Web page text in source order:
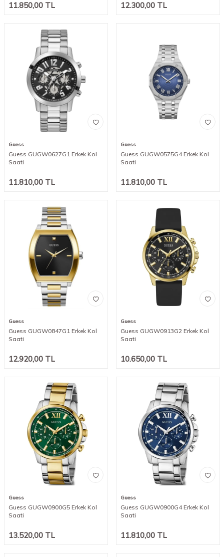
11.850,00 TL 12.300,00 TL
Guess
Guess GUGW0627G1 Erkek Kol
Saati
11.810,00 TL
Guess
Guess GUGW0575G4 Erkek Kol
Saati
11.810,00 TL
Guess
Guess GUGW0847G1 Erkek Kol
Saati
12.920,00 TL
Guess
Guess GUGW0913G2 Erkek Kol
Saati
10.650,00 TL
Guess
Guess GUGW0900G5 Erkek Kol
Saati
13.520,00 TL
Guess
Guess GUGW0900G4 Erkek Kol
Saati
11.810,00 TL